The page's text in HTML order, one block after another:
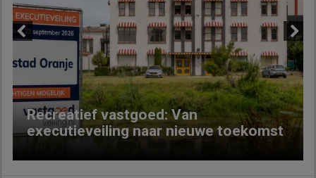
Recreatief vastgoed: Van
executieveiling naar nieuwe toekomst
Next